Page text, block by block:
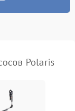
Подробнее →
Подробнее →
Polaris